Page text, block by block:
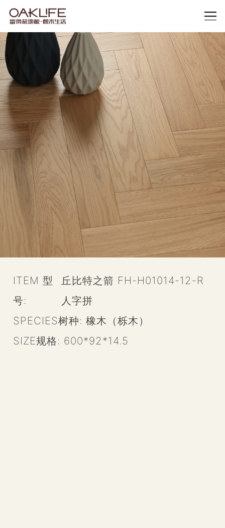
ITEM 型
号:
丘比特之箭 FH-H01014-12-R
人字拼
SPECIES树种: 橡木（栎木）
SIZE规格: 600*92*14.5